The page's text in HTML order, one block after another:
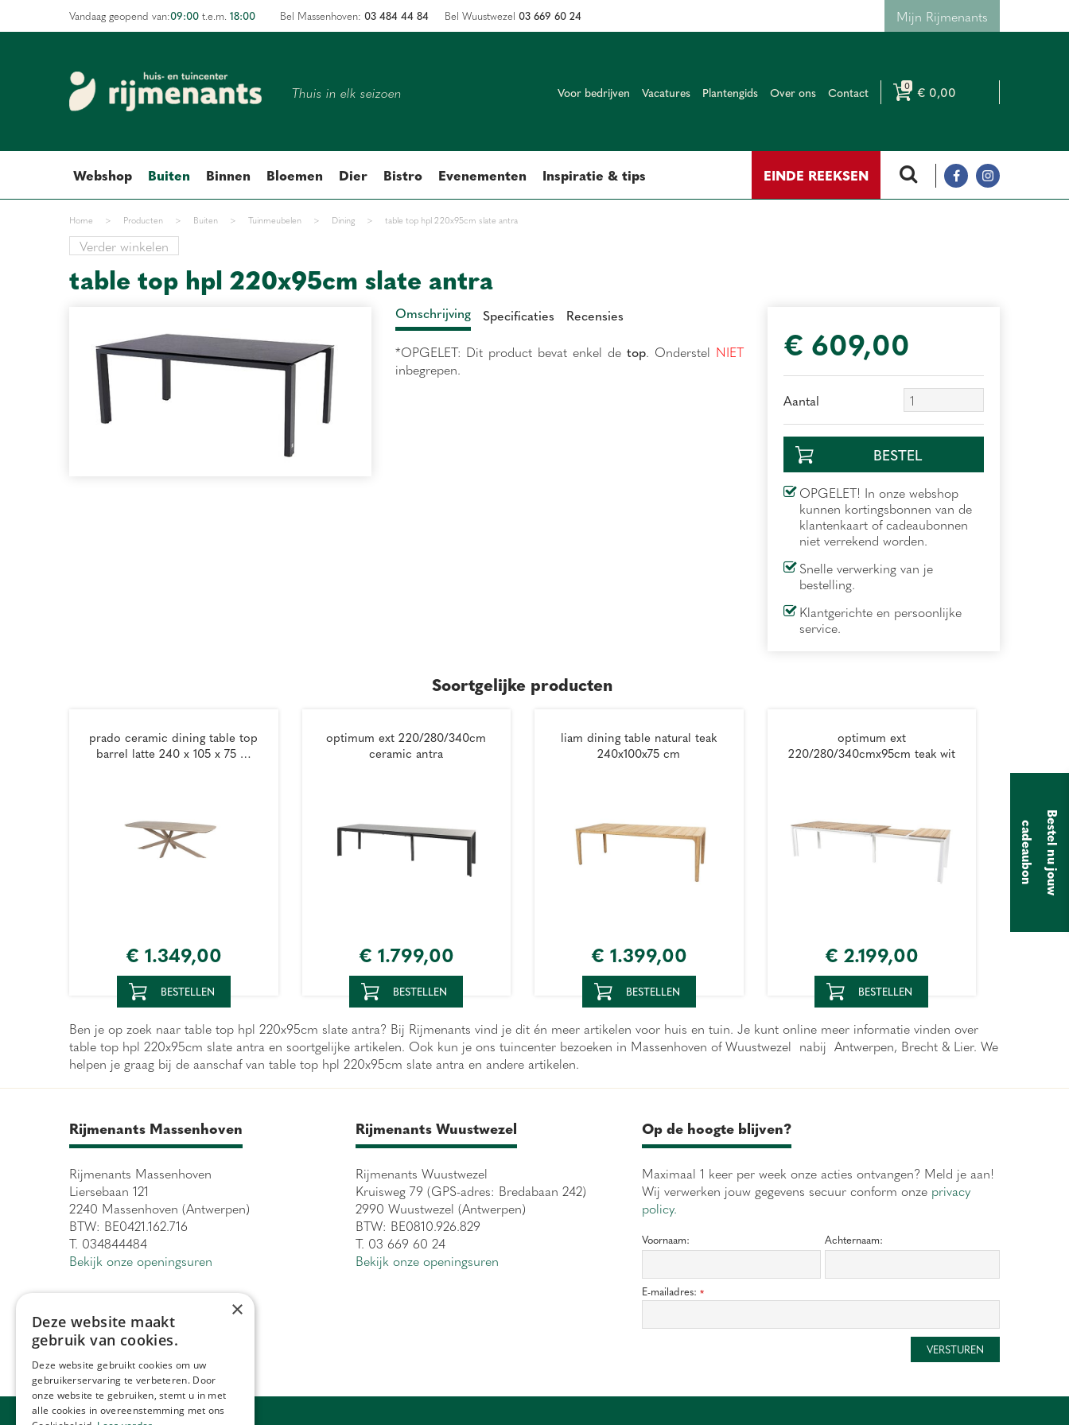
Home > Producten > Buiten > Tuinmeubelen > Dining > table top hpl 220x95cm slate antra
Vandaag geopend van:09:00 t.e.m. 18:00 Mijn Rijmenants
Thuis in elk seizoen Voor bedrijven Vacatures Plantengids Over ons Contact € 0,00
Webshop EINDE REEKSEN
Buiten Binnen Bloemen Dier Bistro Evenementen Inspiratie & tips
Bel Massenhoven: 03 484 44 84 Bel Wuustwezel 03 669 60 24
Verder winkelen
table top hpl 220x95cm slate antra
€ 609,00
Aantal
OPGELET! In onze webshop
kunnen kortingsbonnen van de
klantenkaart of cadeaubonnen
niet verrekend worden.
Snelle verwerking van je
bestelling.
Klantgerichte en persoonlijke
service.
Omschrijving Specificaties Recensies
*OPGELET: Dit product bevat enkel de top. Onderstel NIET
inbegrepen.
Soortgelijke producten
prado ceramic dining table top
barrel latte 240 x 105 x 75 …
€ 1.349,00
BESTELLEN
optimum ext 220/280/340cm
ceramic antra
€ 1.799,00
BESTELLEN
liam dining table natural teak
240x100x75 cm
€ 1.399,00
BESTELLEN
optimum ext
220/280/340cmx95cm teak wit
€ 2.199,00
BESTELLEN
Ben je op zoek naar table top hpl 220x95cm slate antra? Bij Rijmenants vind je dit én meer artikelen voor huis en tuin. Je kunt online meer informatie vinden over
table top hpl 220x95cm slate antra en soortgelijke artikelen. Ook kun je ons tuincenter bezoeken in Massenhoven of Wuustwezel nabij Antwerpen, Brecht & Lier. We
helpen je graag bij de aanschaf van table top hpl 220x95cm slate antra en andere artikelen.
Rijmenants Massenhoven
Rijmenants Massenhoven
Liersebaan 121
2240 Massenhoven (Antwerpen)
BTW: BE0421.162.716
T. 034844484
Bekijk onze openingsuren
Rijmenants Wuustwezel
Rijmenants Wuustwezel
Kruisweg 79 (GPS-adres: Bredabaan 242)
2990 Wuustwezel (Antwerpen)
BTW: BE0810.926.829
T. 03 669 60 24
Bekijk onze openingsuren
Op de hoogte blijven?
Maximaal 1 keer per week onze acties ontvangen? Meld je aan!
Wij verwerken jouw gegevens secuur conform onze privacy
policy.
Voornaam: Achternaam:
E-mailadres: *
B
e
s
t
e
l
n
u
j
o
u
w
ca
d
e
a
u
b
o
n
×
Deze website maakt
gebruik van cookies.
Deze website gebruikt cookies om uw
gebruikerservaring te verbeteren. Door
onze website te gebruiken, stemt u in met
alle cookies in overeenstemming met ons